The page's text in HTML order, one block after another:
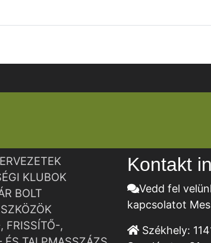
KLUBOK
BOLT
FRISSÍTŐ-,
Kontakt
Vedd fel
kapcsolatot
Székhely: